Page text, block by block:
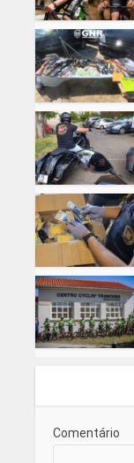
Comentário